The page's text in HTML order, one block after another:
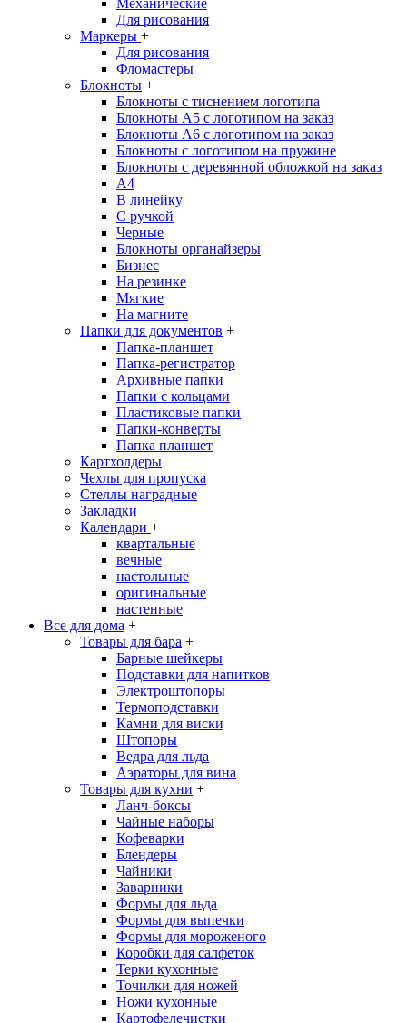
Механические
Для рисования
Маркеры +
Для рисования
Фломастеры
Блокноты +
Блокноты с тиснением логотипа
Блокноты А5 с логотипом на заказ
Блокноты А6 с логотипом на заказ
Блокноты с логотипом на пружине
Блокноты с деревянной обложкой на заказ
A4
В линейку
С ручкой
Черные
Блокноты органайзеры
Бизнес
На резинке
Мягкие
На магните
Папки для документов +
Папка-планшет
Папка-регистратор
Архивные папки
Папки с кольцами
Пластиковые папки
Папки-конверты
Папка планшет
Картхолдеры
Чехлы для пропуска
Стеллы наградные
Закладки
Календари +
квартальные
вечные
настольные
оригинальные
настенные
Все для дома +
Товары для бара +
Барные шейкеры
Подставки для напитков
Электроштопоры
Термоподставки
Камни для виски
Штопоры
Ведра для льда
Аэраторы для вина
Товары для кухни +
Ланч-боксы
Чайные наборы
Кофеварки
Блендеры
Чайники
Заварники
Формы для льда
Формы для выпечки
Формы для мороженого
Коробки для салфеток
Терки кухонные
Точилки для ножей
Ножи кухонные
Картофелечистки